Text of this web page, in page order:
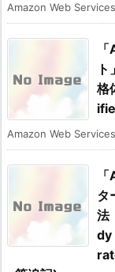
Amazon Web
格
Amazon Web
タ
法
dy